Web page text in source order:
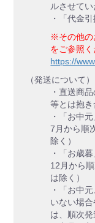
ルさせて
・「代金
※その他の
をご参照く
https://
（発送について）
・直送商
等とは抱き
・「お中
7月から順
除く）
・「お歳
12月から
は除く）
・「お中
いない場
は、順次発